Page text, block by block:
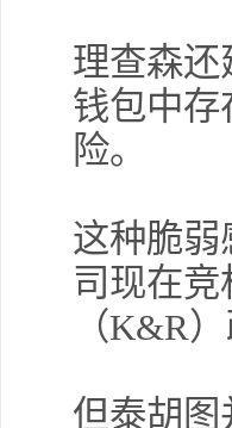
理查森还
钱包中存
险。
这种脆弱
司现在
（K&R）
但泰胡图